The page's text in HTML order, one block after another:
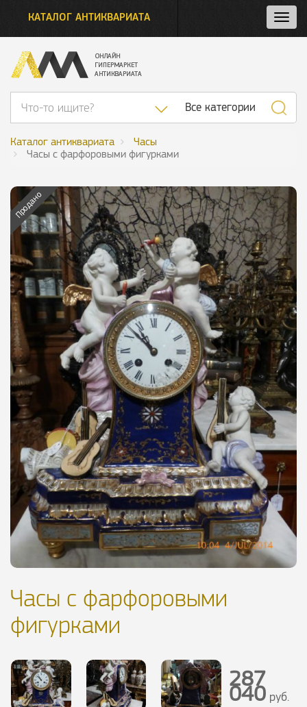
и
КАТАЛОГ АНТИКВАРИАТА
Список
Все категории
Каталог антиквариата
Часы
Часы с фарфоровыми фигурками
Продано
Часы с фарфоровыми
фигурками
287
040руб.